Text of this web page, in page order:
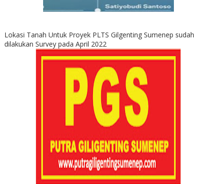
Lokasi Tanah Untuk Proyek PLTS Gilgenting Sumenep sudah
dilakukan Survey pada April 2022